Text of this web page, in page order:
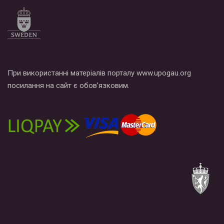
При використанні матеріалів порталу www.upogau.org
посилання на сайт є обов’язковим.